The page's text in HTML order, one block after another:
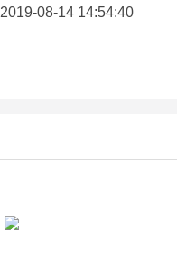
2019-08-14 14:54:40